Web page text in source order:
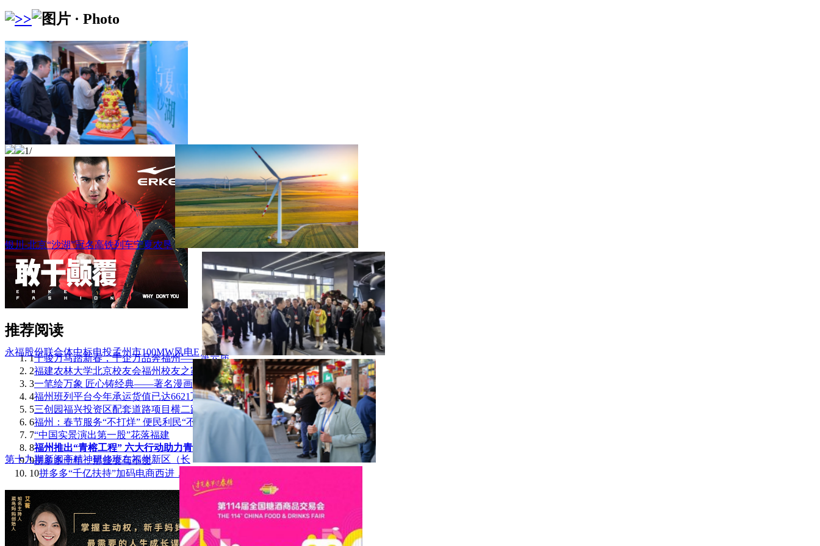
银川-北京“沙湖”冠名高铁列车宁夏农垦
永福股份联合体中标电投孟州市100MW风电E
第十九期新闽商精神研修班在福州新区（长
1/
推荐阅读
1千骏万马踏新春，千企万品奔福州——第六届
2福建农林大学北京校友会福州校友之家成立
3一笔绘万象 匠心铸经典——著名漫画家刘奎
4福州班列平台今年承运货值已达6621万元！
5三创园福兴投资区配套道路项目横二路正式通
6福州：春节服务“不打烊” 便民利民“不断
7“中国实景演出第一股”花落福建
8福州推出“青榕工程” 六大行动助力青年人
9拼多多十年，那些变与不变
10拼多多“千亿扶持”加码电商西进，茶吧机里